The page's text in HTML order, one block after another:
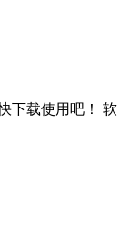
下载使用吧！ 软